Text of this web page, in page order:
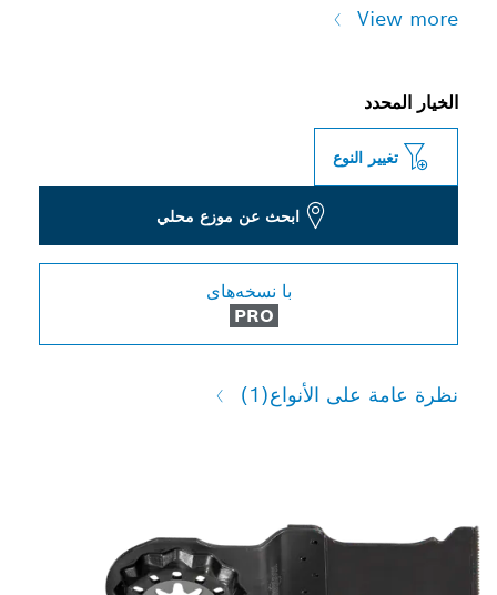
View more
الخيار المحدد
تغيير النوع
ابحث عن موزع محلي
با نسخه‌های
PRO
نظرة عامة على الأنواع(1)